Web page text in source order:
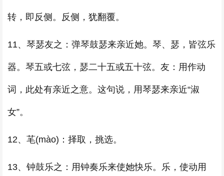
转，即反侧。反侧，犹翻覆。
11、琴瑟友之：弹琴鼓瑟来亲近她。琴、瑟，皆弦乐
器。琴五或七弦，瑟二十五或五十弦。友：用作动
词，此处有亲近之意。这句说，用琴瑟来亲近“淑
女”。
12、芼(mào)：择取，挑选。
13、钟鼓乐之：用钟奏乐来使她快乐。乐，使动用